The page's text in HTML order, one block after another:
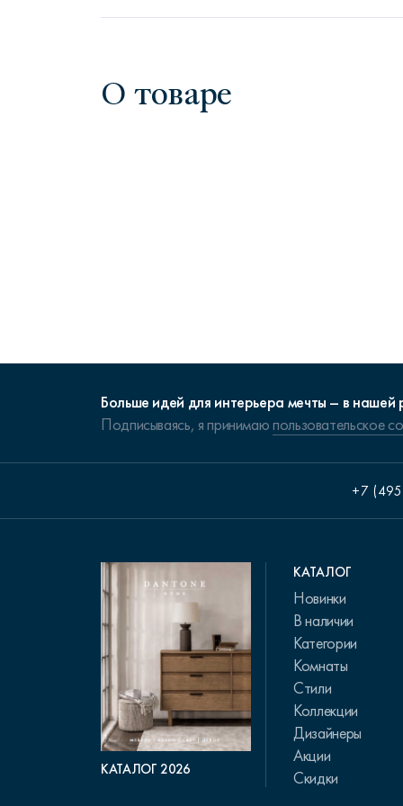
О товаре
Больше идей для интерьера мечты – в нашей
Подписываясь, я принимаюпользовательское
+7
КАТАЛОГ 2026
КАТАЛОГ
Новинки
В наличии
Категории
Комнаты
Стили
Коллекции
Дизайнеры
Акции
Скидки